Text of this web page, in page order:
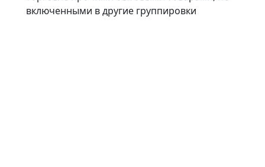
включенными в другие группировки